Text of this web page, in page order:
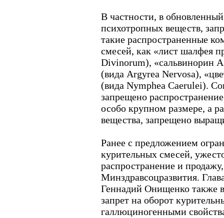
В частности, в
психотропных веществ,
такие распространенные
смесей, как «лист шалфея
Divinorum), «сальвинорин
(вида Argyrea Nervosa),
(вида Nymphea Caerulei).
запрещено
особо крупном размере, а
вещества, запрещено
Ранее с предложением
курительных смесей,
распространение и
Минздравсоцразвития.
Геннадий Онищенко также
запрет на оборот
галлюциногенными